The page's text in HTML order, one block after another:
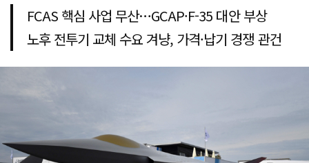
FCAS 핵심 사업 무산…GCAP·F-35 대안 부상
노후 전투기 교체 수요 겨냥, 가격·납기 경쟁 관건